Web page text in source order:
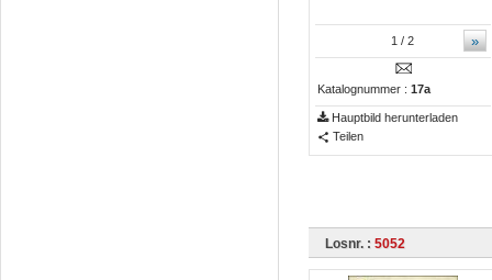
»
1 / 2
Katalognummer : 17a
Hauptbild herunterladen
Teilen
Losnr. : 5052